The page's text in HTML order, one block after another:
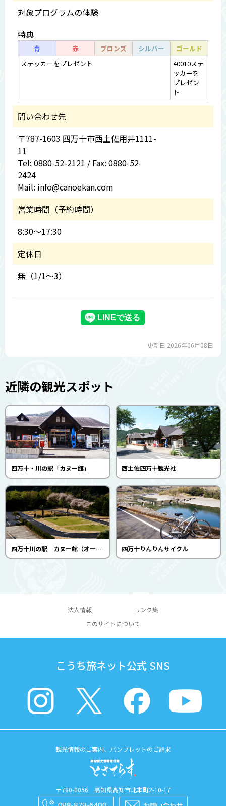
対象プログラムの体験
特典
青 赤 ブロンズ シルバー
ゴールド
ステッカーをプレゼント
40010ステ
ッカーを
プレゼン
ト
問い合わせ先
〒787-1603 四万十市西土佐用井1111-
11
Tel: 0880-52-2121 / Fax: 0880-52-
2424
Mail: info@canoekan.com
営業時間（予約時間）
8:30～17:30
定休日
無（1/1～3）
更新日 2026年06月08日
近隣の観光スポット
四万十・川の駅「カヌー館」 西土佐四万十観光社
四万十川の駅 カヌー館（オートキャンプ場） 四万十りんりんサイクル
法人情報
リンク集
このサイトについて
こうち旅ネット公式 SNS
観光情報のご案内、パンフレットのご請求
〒780-0056 高知県高知市北本町2-10-17